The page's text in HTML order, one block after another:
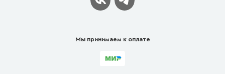
Мы принимаем к оплате